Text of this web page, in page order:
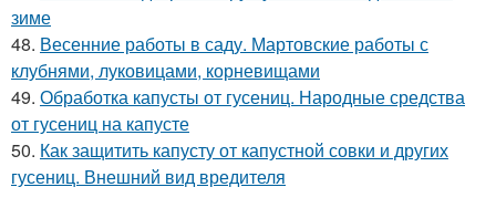
зиме
48. Весенние работы в саду. Мартовские работы с
клубнями, луковицами, корневищами
49. Обработка капусты от гусениц. Народные средства
от гусениц на капусте
50. Как защитить капусту от капустной совки и других
гусениц. Внешний вид вредителя